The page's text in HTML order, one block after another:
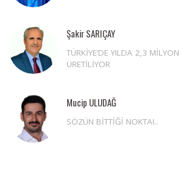
Şakir SARIÇAY
TÜRKİYE’DE YILDA 2,3
ÜRETİLİYOR
Mucip ULUDAĞ
SÖZÜN BİTTİĞİ NOKTA!..